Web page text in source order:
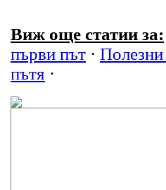
Виж още статии за:
първи път · Полезни
пътя ·